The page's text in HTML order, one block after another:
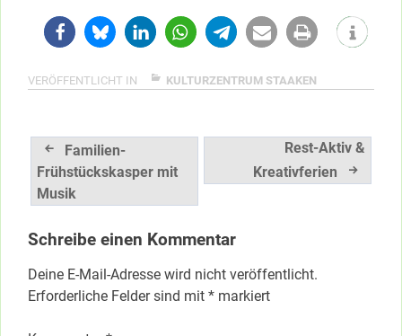
VERÖFFENTLICHT IN KULTURZENTRUM STAAKEN
Beitragsnavigation
Familien-
Frühstückskasper mit
Musik
Rest-Aktiv &
Kreativferien
Schreibe einen Kommentar
Deine E-Mail-Adresse wird nicht veröffentlicht.
Erforderliche Felder sind mit * markiert